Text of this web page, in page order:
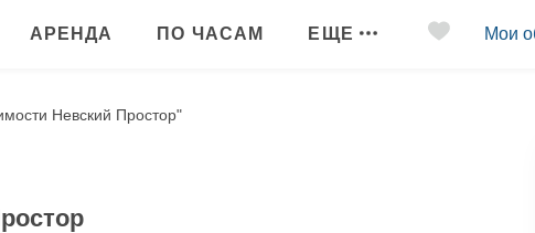
АРЕНДА ПО ЧАСАМ ЕЩЕ Мои
Невский Простор"